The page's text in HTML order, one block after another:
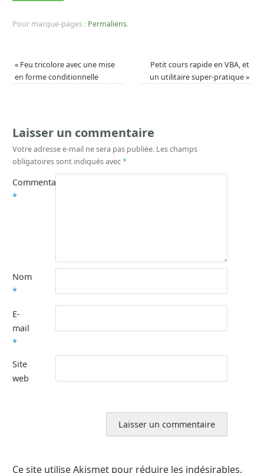
Pour marque-pages : Permaliens.
« Feu tricolore avec une mise
en forme conditionnelle
Petit cours rapide en VBA, et
un utilitaire super-pratique»
Laisser un commentaire
Votre adresse e-mail ne sera pas publiée. Les champs
obligatoires sont indiqués avec*
Commentaire
*
Nom
*
E-
mail
*
Site
web
Ce site utilise Akismet pour réduire les indésirables.